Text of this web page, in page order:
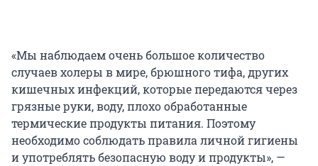
«Мы наблюдаем очень большое количество
случаев холеры в мире, брюшного тифа, других
кишечных инфекций, которые передаются через
грязные руки, воду, плохо обработанные
термические продукты питания. Поэтому
необходимо соблюдать правила личной гигиены
и употреблять безопасную воду и продукты», —